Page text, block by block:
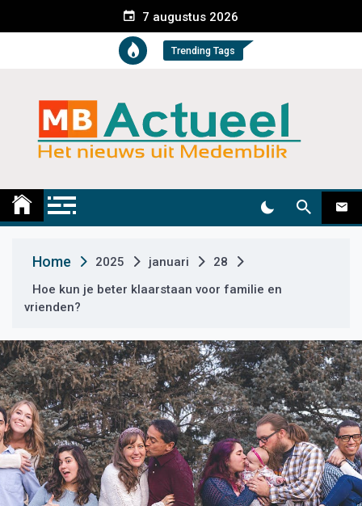
e
t
7 augustus 2026
Trending Tags
Medemblik Actueel
Home 2025 januari
28
Hoe kun je beter klaarstaan voor familie en
vrienden?